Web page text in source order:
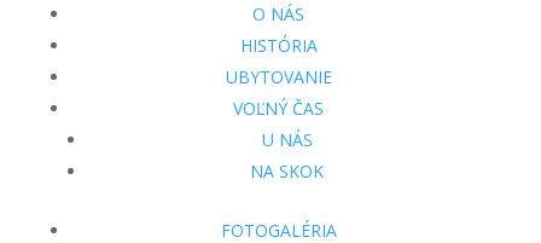
O NÁS
HISTÓRIA
UBYTOVANIE
VOĽNÝ ČAS
U NÁS
NA SKOK
FOTOGALÉRIA